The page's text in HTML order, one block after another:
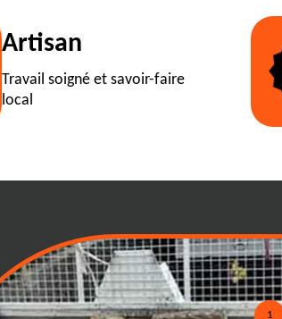
Artisan
Travail soigné et savoir-faire
local
01400: services
pour chaque type
1